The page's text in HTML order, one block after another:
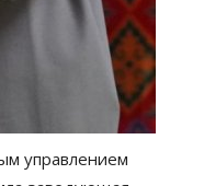
управлением